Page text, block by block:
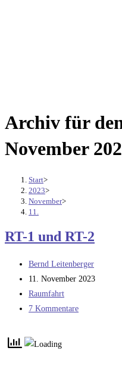
Archiv für
November
Start>
2023>
November>
11.
RT-1 und RT-2
Beitrags-
Autor:
Bernd Leitenberger
Beitrag
veröffentlicht:
11. November 2023
Beitrags-
Kategorie:
Raumfahrt
Beitrags-
7 Kommentare